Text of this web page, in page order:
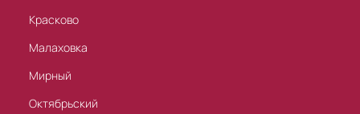
Красково
Малаховка
Мирный
Октябрьский